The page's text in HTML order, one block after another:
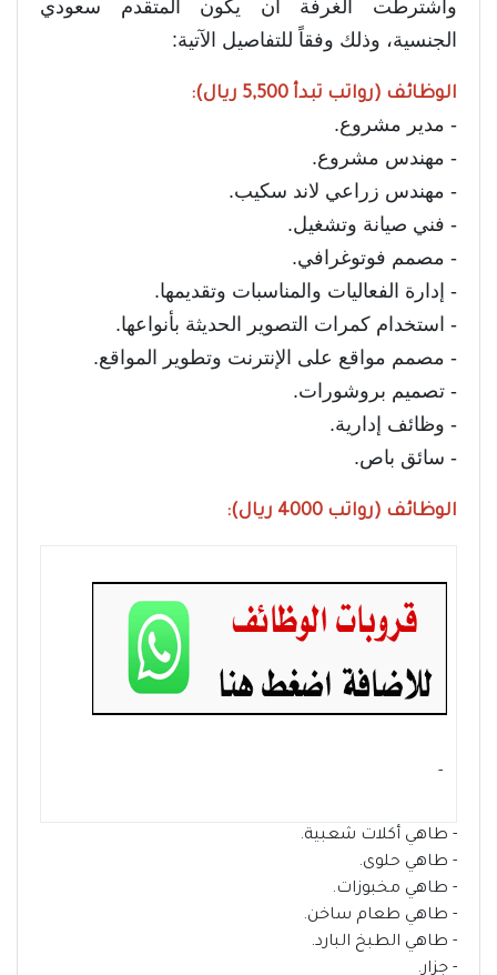
واشترطت الغرفة أن يكون المتقدم سعودي
الجنسية، وذلك وفقاً للتفاصيل الآتية:
الوظائف (رواتب تبدأ 5,500 ريال):
- مدير مشروع.
- مهندس مشروع.
- مهندس زراعي لاند سكيب.
- فني صيانة وتشغيل.
- مصمم فوتوغرافي.
- إدارة الفعاليات والمناسبات وتقديمها.
- استخدام كمرات التصوير الحديثة بأنواعها.
- مصمم مواقع على الإنترنت وتطوير المواقع.
- تصميم بروشورات.
- وظائف إدارية.
- سائق باص.
الوظائف (رواتب 4000 ريال):
- ‏
- طاهي أكلات شعبية.
- طاهي حلوى.
- طاهي مخبوزات.
- طاهي طعام ساخن.
- طاهي الطبخ البارد.
- جزار.